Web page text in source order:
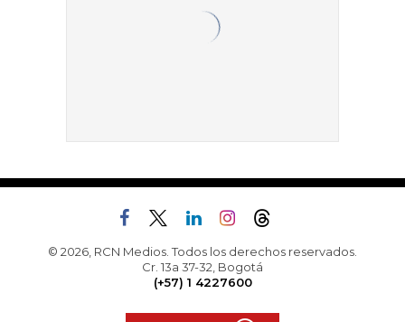
© 2026, RCN Medios. Todos los derechos reservados.
Cr. 13a 37-32, Bogotá
(+57) 1 4227600